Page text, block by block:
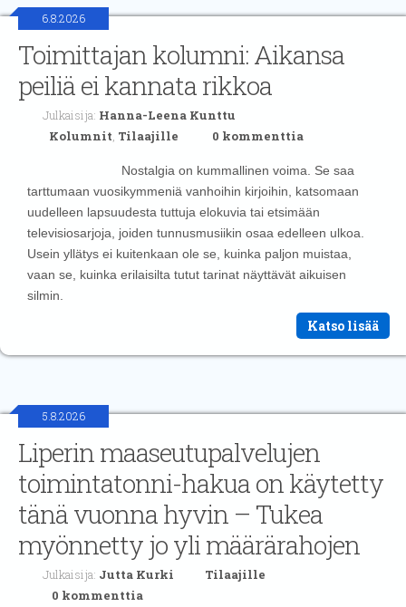
6.8.2026
Toimittajan kolumni: Aikansa
peiliä ei kannata rikkoa
Julkaisija: Hanna-Leena Kunttu
Kolumnit, Tilaajille 0 kommenttia
Nostalgia on kummallinen voima. Se saa
tarttumaan vuosikymmeniä vanhoihin kirjoihin, katsomaan
uudelleen lapsuudesta tuttuja elokuvia tai etsimään
televisiosarjoja, joiden tunnusmusiikin osaa edelleen ulkoa.
Usein yllätys ei kuitenkaan ole se, kuinka paljon muistaa,
vaan se, kuinka erilaisilta tutut tarinat näyttävät aikuisen
silmin.
Katso lisää
5.8.2026
Liperin maaseutupalvelujen
toimintatonni-hakua on käytetty
tänä vuonna hyvin – Tukea
myönnetty jo yli määrärahojen
Julkaisija: Jutta Kurki
Tilaajille
0 kommenttia